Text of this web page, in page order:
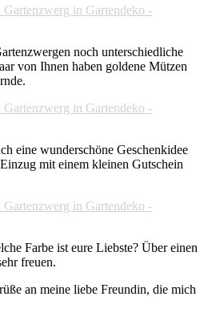
noch unterschiedliche
von Ihnen haben goldene Mützen
eine wunderschöne Geschenkidee
mit einem kleinen Gutschein
Farbe ist eure Liebste? Über einen
freuen.
an meine liebe Freundin, die mich